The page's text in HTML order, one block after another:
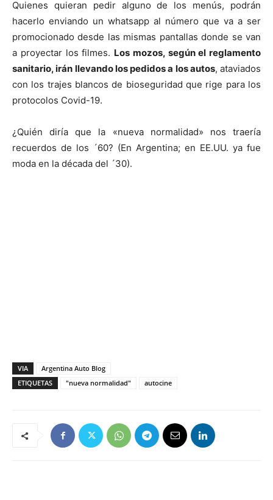
Quienes quieran pedir alguno de los menús, podrán
hacerlo enviando un whatsapp al número que va a ser
promocionado desde las mismas pantallas donde se van
a proyectar los filmes. Los mozos, según el reglamento
sanitario, irán llevando los pedidos a los autos, ataviados
con los trajes blancos de bioseguridad que rige para los
protocolos Covid-19.
¿Quién diría que la «nueva normalidad» nos traería
recuerdos de los ´60? (En Argentina; en EE.UU. ya fue
moda en la década del ´30).
VIA
Argentina Auto Blog
ETIQUETAS
"nueva normalidad" autocine